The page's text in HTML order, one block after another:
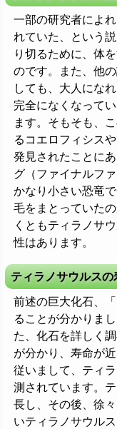
一部の研究者によ
れていた、という
り切るために、体
のです。また、他
しても、大人にな
完全になくなって
ます。そもそも、
るコエロフィシス
発見されたことに
グ（ファイナルフ
かなり小さい恐竜
毛をまとっていた
くともティラノサ
性はあります。
ティラノサウルス
前述の巨大化石、
ることが分かりま
た、化石を詳しく
が分かり、寿命が
従いまして、ティ
測されています。
長し、その後、徐
いティラノサウル